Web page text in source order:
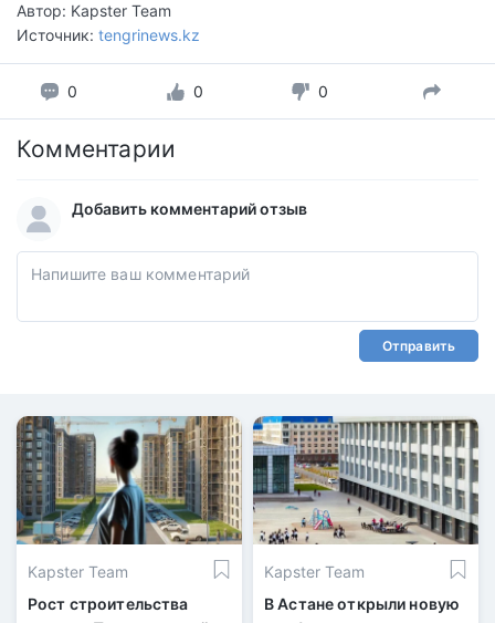
Автор: Kapster Team
Источник: tengrinews.kz
0 0 0
Комментарии
Добавить комментарий отзыв
Отправить
Kapster Team
Рост строительства
Kapster Team
В Астане открыли новую